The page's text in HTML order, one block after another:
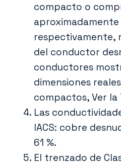
compacto o
aproximadamente
respectivamente,
del conductor
conductores
dimensiones
compactos, Ver la
Las
IACS: cobre
61 %.
El trenzado de